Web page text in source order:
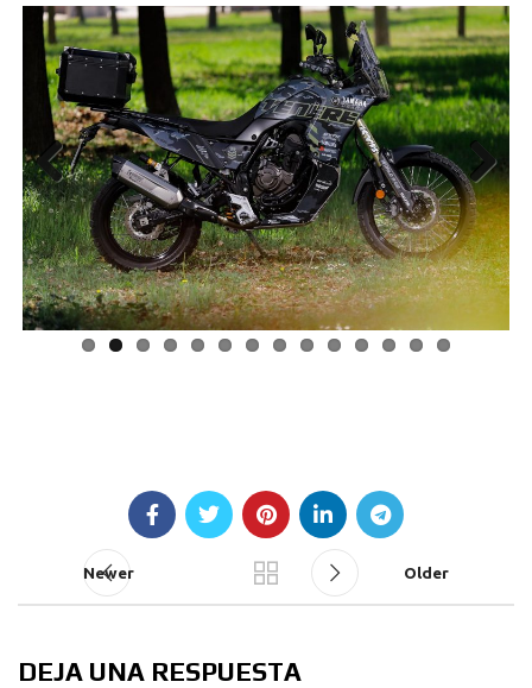
Previous Next
Newer Older
DEJA UNA RESPUESTA